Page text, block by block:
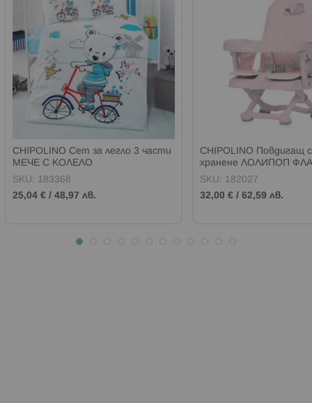
CHIPOLINO Сет за легло 3 части
МЕЧЕ С КОЛЕЛО
SKU: 183368
25,04 € / 48,97 лв.
CHIPOLINO Повдигащ
хранене ЛОЛИПОП
SKU: 182027
32,00 € / 62,59 лв.